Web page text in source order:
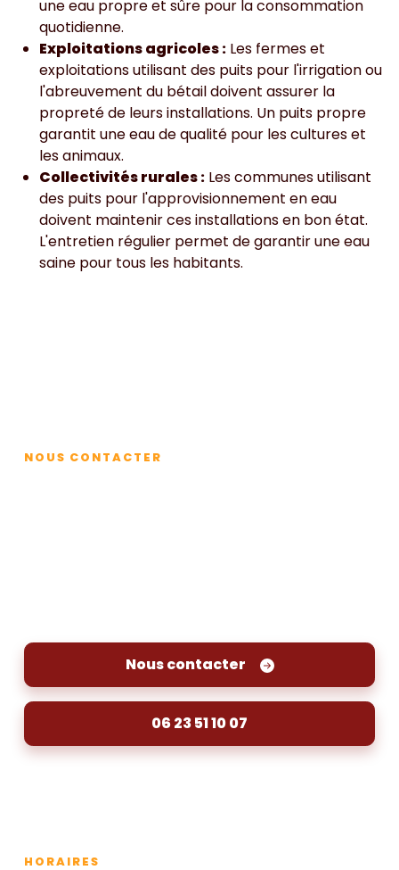
une eau propre et sûre pour la consommation
quotidienne.
Exploitations agricoles : Les fermes et
exploitations utilisant des puits pour l'irrigation ou
l'abreuvement du bétail doivent assurer la
propreté de leurs installations. Un puits propre
garantit une eau de qualité pour les cultures et
les animaux.
Collectivités rurales : Les communes utilisant
des puits pour l'approvisionnement en eau
doivent maintenir ces installations en bon état.
L'entretien régulier permet de garantir une eau
saine pour tous les habitants.
Contact
NOUS CONTACTER
Nous contacter
06 23 51 10 07
HORAIRES